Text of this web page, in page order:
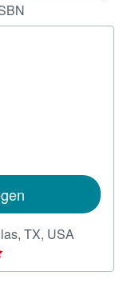
TX, USA